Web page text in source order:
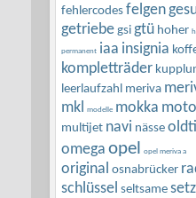
fehlercodes felgen
getriebe gsi gtü hoher
permanent iaa insignia
kompletträder
leerlaufzahl meriva
mkl
modelle mokka
multijet navi nässe
omega opel opel meriva a
original osnabrücker
schlüssel seltsame